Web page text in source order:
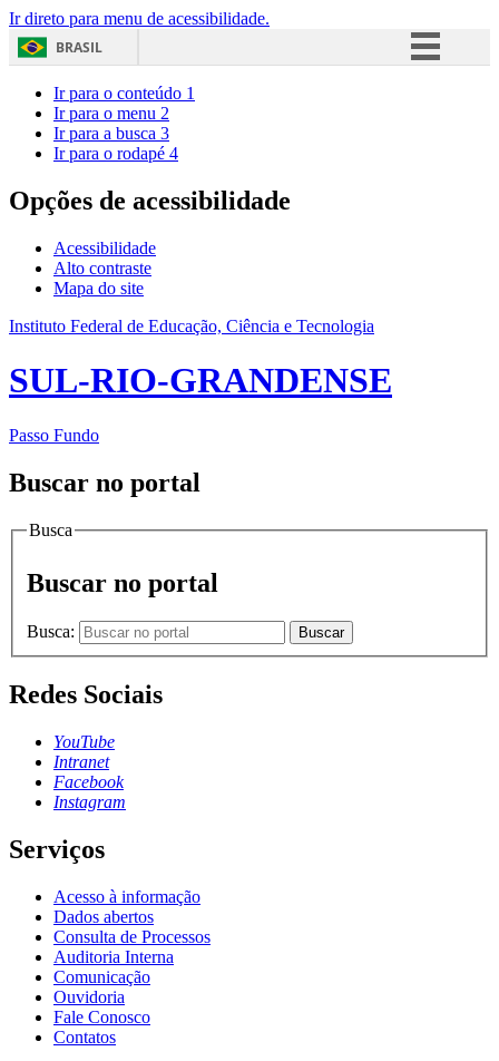
Ir direto para menu de acessibilidade.
BRASIL
Acesso à informação
Ir para o conteúdo 1
Ir para o menu 2
Ir para a busca 3
Ir para o rodapé 4
Opções de acessibilidade
Acessibilidade
Alto contraste
Mapa do site
Instituto Federal de Educação, Ciência e Tecnologia
SUL-RIO-GRANDENSE
Passo Fundo
Buscar no portal
Busca
Buscar no portal
Busca: Buscar
Redes Sociais
YouTube
Intranet
Facebook
Instagram
Serviços
Acesso à informação
Dados abertos
Consulta de Processos
Auditoria Interna
Comunicação
Ouvidoria
Fale Conosco
Contatos